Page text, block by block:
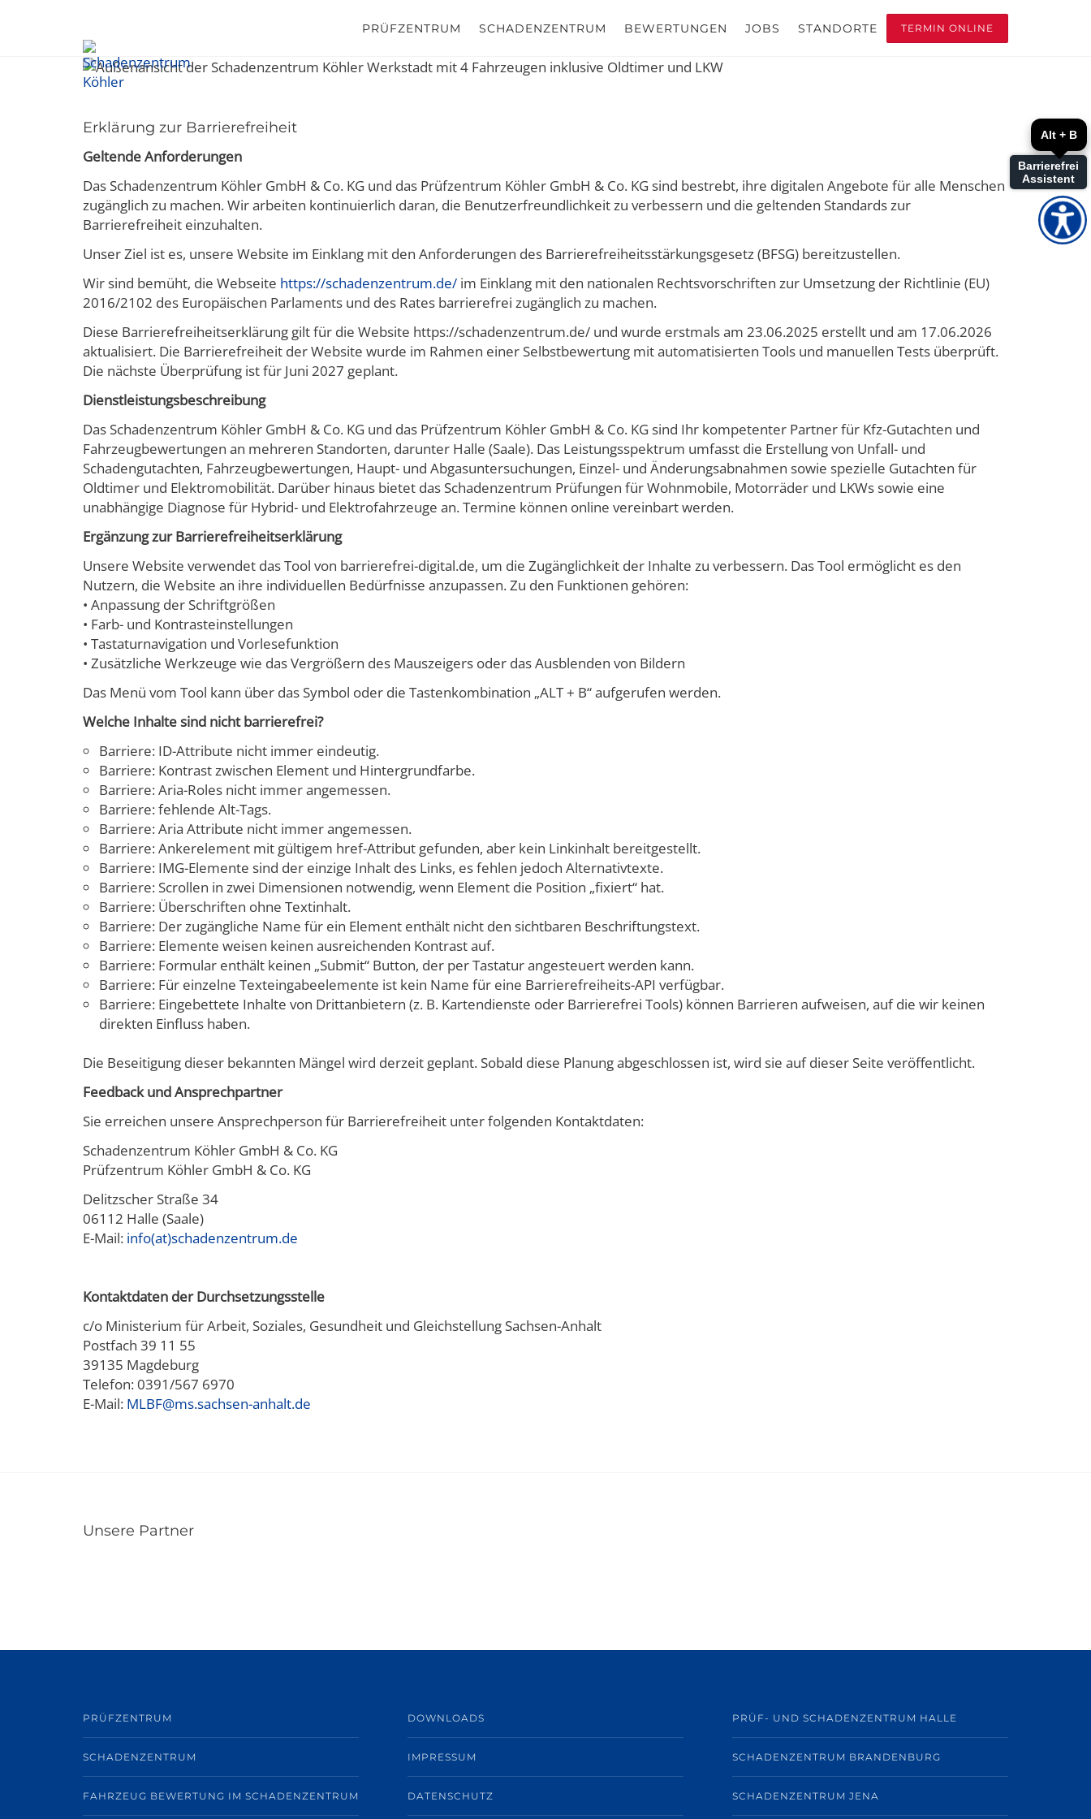
PRÜFZENTRUM SCHADENZENTRUM BEWERTUNGEN JOBS STANDORTE TERMIN ONLINE
Erklärung zur Barrierefreiheit
Geltende Anforderungen
Das Schadenzentrum Köhler GmbH & Co. KG und das Prüfzentrum Köhler GmbH & Co. KG sind bestrebt, ihre digitalen Angebote für alle Menschen
zugänglich zu machen. Wir arbeiten kontinuierlich daran, die Benutzerfreundlichkeit zu verbessern und die geltenden Standards zur
Barrierefreiheit einzuhalten.
Unser Ziel ist es, unsere Website im Einklang mit den Anforderungen des Barrierefreiheitsstärkungsgesetz (BFSG) bereitzustellen.
Wir sind bemüht, die Webseite https://schadenzentrum.de/ im Einklang mit den nationalen Rechtsvorschriften zur Umsetzung der Richtlinie (EU)
2016/2102 des Europäischen Parlaments und des Rates barrierefrei zugänglich zu machen.
Diese Barrierefreiheitserklärung gilt für die Website https://schadenzentrum.de/ und wurde erstmals am 23.06.2025 erstellt und am 17.06.2026
aktualisiert. Die Barrierefreiheit der Website wurde im Rahmen einer Selbstbewertung mit automatisierten Tools und manuellen Tests überprüft.
Die nächste Überprüfung ist für Juni 2027 geplant.
Dienstleistungsbeschreibung
Das Schadenzentrum Köhler GmbH & Co. KG und das Prüfzentrum Köhler GmbH & Co. KG sind Ihr kompetenter Partner für Kfz-Gutachten und
Fahrzeugbewertungen an mehreren Standorten, darunter Halle (Saale). Das Leistungsspektrum umfasst die Erstellung von Unfall- und
Schadengutachten, Fahrzeugbewertungen, Haupt- und Abgasuntersuchungen, Einzel- und Änderungsabnahmen sowie spezielle Gutachten für
Oldtimer und Elektromobilität. Darüber hinaus bietet das Schadenzentrum Prüfungen für Wohnmobile, Motorräder und LKWs sowie eine
unabhängige Diagnose für Hybrid- und Elektrofahrzeuge an. Termine können online vereinbart werden.
Ergänzung zur Barrierefreiheitserklärung
Unsere Website verwendet das Tool von barrierefrei-digital.de, um die Zugänglichkeit der Inhalte zu verbessern. Das Tool ermöglicht es den
Nutzern, die Website an ihre individuellen Bedürfnisse anzupassen. Zu den Funktionen gehören:
• Anpassung der Schriftgrößen
• Farb- und Kontrasteinstellungen
• Tastaturnavigation und Vorlesefunktion
• Zusätzliche Werkzeuge wie das Vergrößern des Mauszeigers oder das Ausblenden von Bildern
Das Menü vom Tool kann über das Symbol oder die Tastenkombination „ALT + B“ aufgerufen werden.
Welche Inhalte sind nicht barrierefrei?
Barriere: ID-Attribute nicht immer eindeutig.
Barriere: Kontrast zwischen Element und Hintergrundfarbe.
Barriere: Aria-Roles nicht immer angemessen.
Barriere: fehlende Alt-Tags.
Barriere: Aria Attribute nicht immer angemessen.
Barriere: Ankerelement mit gültigem href-Attribut gefunden, aber kein Linkinhalt bereitgestellt.
Barriere: IMG-Elemente sind der einzige Inhalt des Links, es fehlen jedoch Alternativtexte.
Barriere: Scrollen in zwei Dimensionen notwendig, wenn Element die Position „fixiert“ hat.
Barriere: Überschriften ohne Textinhalt.
Barriere: Der zugängliche Name für ein Element enthält nicht den sichtbaren Beschriftungstext.
Barriere: Elemente weisen keinen ausreichenden Kontrast auf.
Barriere: Formular enthält keinen „Submit“ Button, der per Tastatur angesteuert werden kann.
Barriere: Für einzelne Texteingabeelemente ist kein Name für eine Barrierefreiheits-API verfügbar.
Barriere: Eingebettete Inhalte von Drittanbietern (z. B. Kartendienste oder Barrierefrei Tools) können Barrieren aufweisen, auf die wir keinen
direkten Einfluss haben.
Die Beseitigung dieser bekannten Mängel wird derzeit geplant. Sobald diese Planung abgeschlossen ist, wird sie auf dieser Seite veröffentlicht.
Feedback und Ansprechpartner
Sie erreichen unsere Ansprechperson für Barrierefreiheit unter folgenden Kontaktdaten:
Schadenzentrum Köhler GmbH & Co. KG
Prüfzentrum Köhler GmbH & Co. KG
Delitzscher Straße 34
06112 Halle (Saale)
E-Mail: info(at)schadenzentrum.de
Kontaktdaten der Durchsetzungsstelle
c/o Ministerium für Arbeit, Soziales, Gesundheit und Gleichstellung Sachsen-Anhalt
Postfach 39 11 55
39135 Magdeburg
Telefon: 0391/567 6970
E-Mail: MLBF@ms.sachsen-anhalt.de
Unsere Partner
PRÜFZENTRUM
SCHADENZENTRUM
FAHRZEUG BEWERTUNG IM SCHADENZENTRUM
DOWNLOADS
IMPRESSUM
DATENSCHUTZ
PRÜF- UND SCHADENZENTRUM HALLE
SCHADENZENTRUM BRANDENBURG
SCHADENZENTRUM JENA
Alt + B
Barrierefrei
Assistent